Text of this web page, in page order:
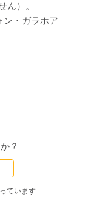
ん）。
・ガラホア
？
ています